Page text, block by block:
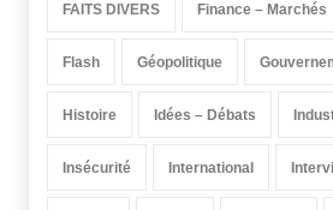
FAITS DIVERS Finance – Marchés
Flash Géopolitique
Histoire Idées – Débats
Insécurité International